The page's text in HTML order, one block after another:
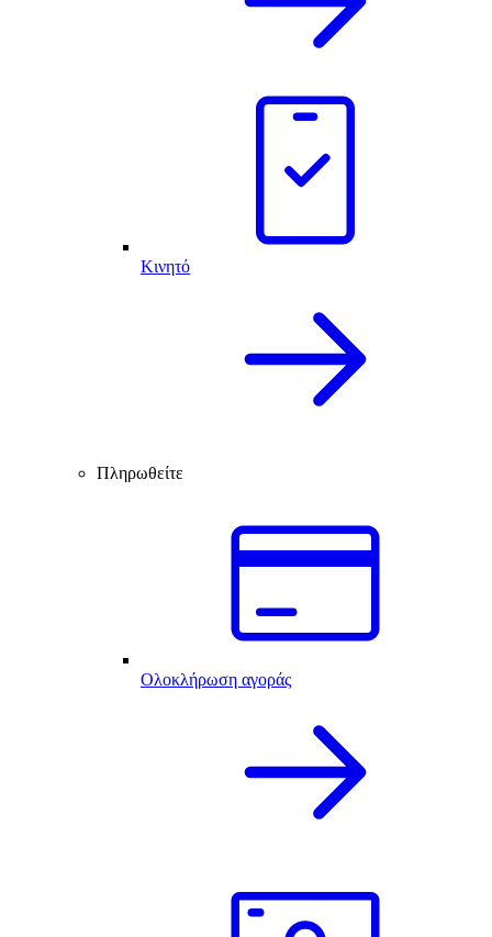
Κινητό
Πληρωθείτε
Ολοκλήρωση αγοράς